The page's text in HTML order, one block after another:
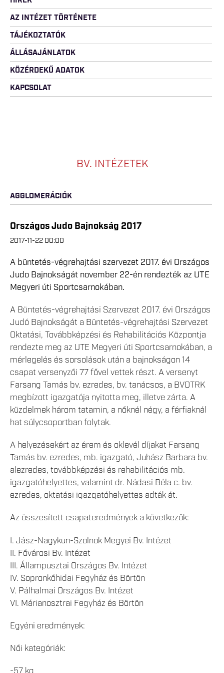
AZ INTÉZET TÖRTÉNETE
TÁJÉKOZTATÓK
ÁLLÁSAJÁNLATOK
KÖZÉRDEKŰ ADATOK
KAPCSOLAT
BV. INTÉZETEK
AGGLOMERÁCIÓK
Országos Judo Bajnokság 2017
2017-11-22 00:00
A büntetés-végrehajtási szervezet 2017. évi Országos
Judo Bajnokságát november 22-én rendezték az UTE
Megyeri úti Sportcsarnokában.
A Büntetés-végrehajtási Szervezet 2017. évi Országos
Judó Bajnokságát a Büntetés-végrehajtási Szervezet
Oktatási, Továbbképzési és Rehabilitációs Központja
rendezte meg az UTE Megyeri úti Sportcsarnokában, a
mérlegelés és sorsolások után a bajnokságon 14
csapat versenyzői 77 fővel vettek részt. A versenyt
Farsang Tamás bv. ezredes, bv. tanácsos, a BVOTRK
megbízott igazgatója nyitotta meg, illetve zárta. A
küzdelmek három tatamin, a nőknél négy, a férfiaknál
hat súlycsoportban folytak.
A helyezésekért az érem és oklevél díjakat Farsang
Tamás bv. ezredes, mb. igazgató, Juhász Barbara bv.
alezredes, továbbképzési és rehabilitációs mb.
igazgatóhelyettes, valamint dr. Nádasi Béla c. bv.
ezredes, oktatási igazgatóhelyettes adták át.
Az összesített csapateredmények a következők:
I. Jász-Nagykun-Szolnok Megyei Bv. Intézet
II. Fővárosi Bv. Intézet
III. Állampusztai Országos Bv. Intézet
IV. Sopronkőhidai Fegyház és Börtön
V. Pálhalmai Országos Bv. Intézet
VI. Márianosztrai Fegyház és Börtön
Egyéni eredmények:
Női kategóriák: